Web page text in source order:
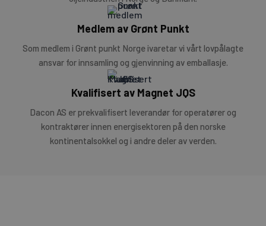
Medlem av Grønt Punkt
Som medlem i Grønt punkt Norge ivaretar vi vårt lovpålagte
ansvar for innsamling og gjenvinning av emballasje.
Kvalifisert av Magnet JQS
Dacon AS er prekvalifisert leverandør for operatører og
kontraktører innen energisektoren på den norske
kontinentalsokkel og i andre deler av verden.